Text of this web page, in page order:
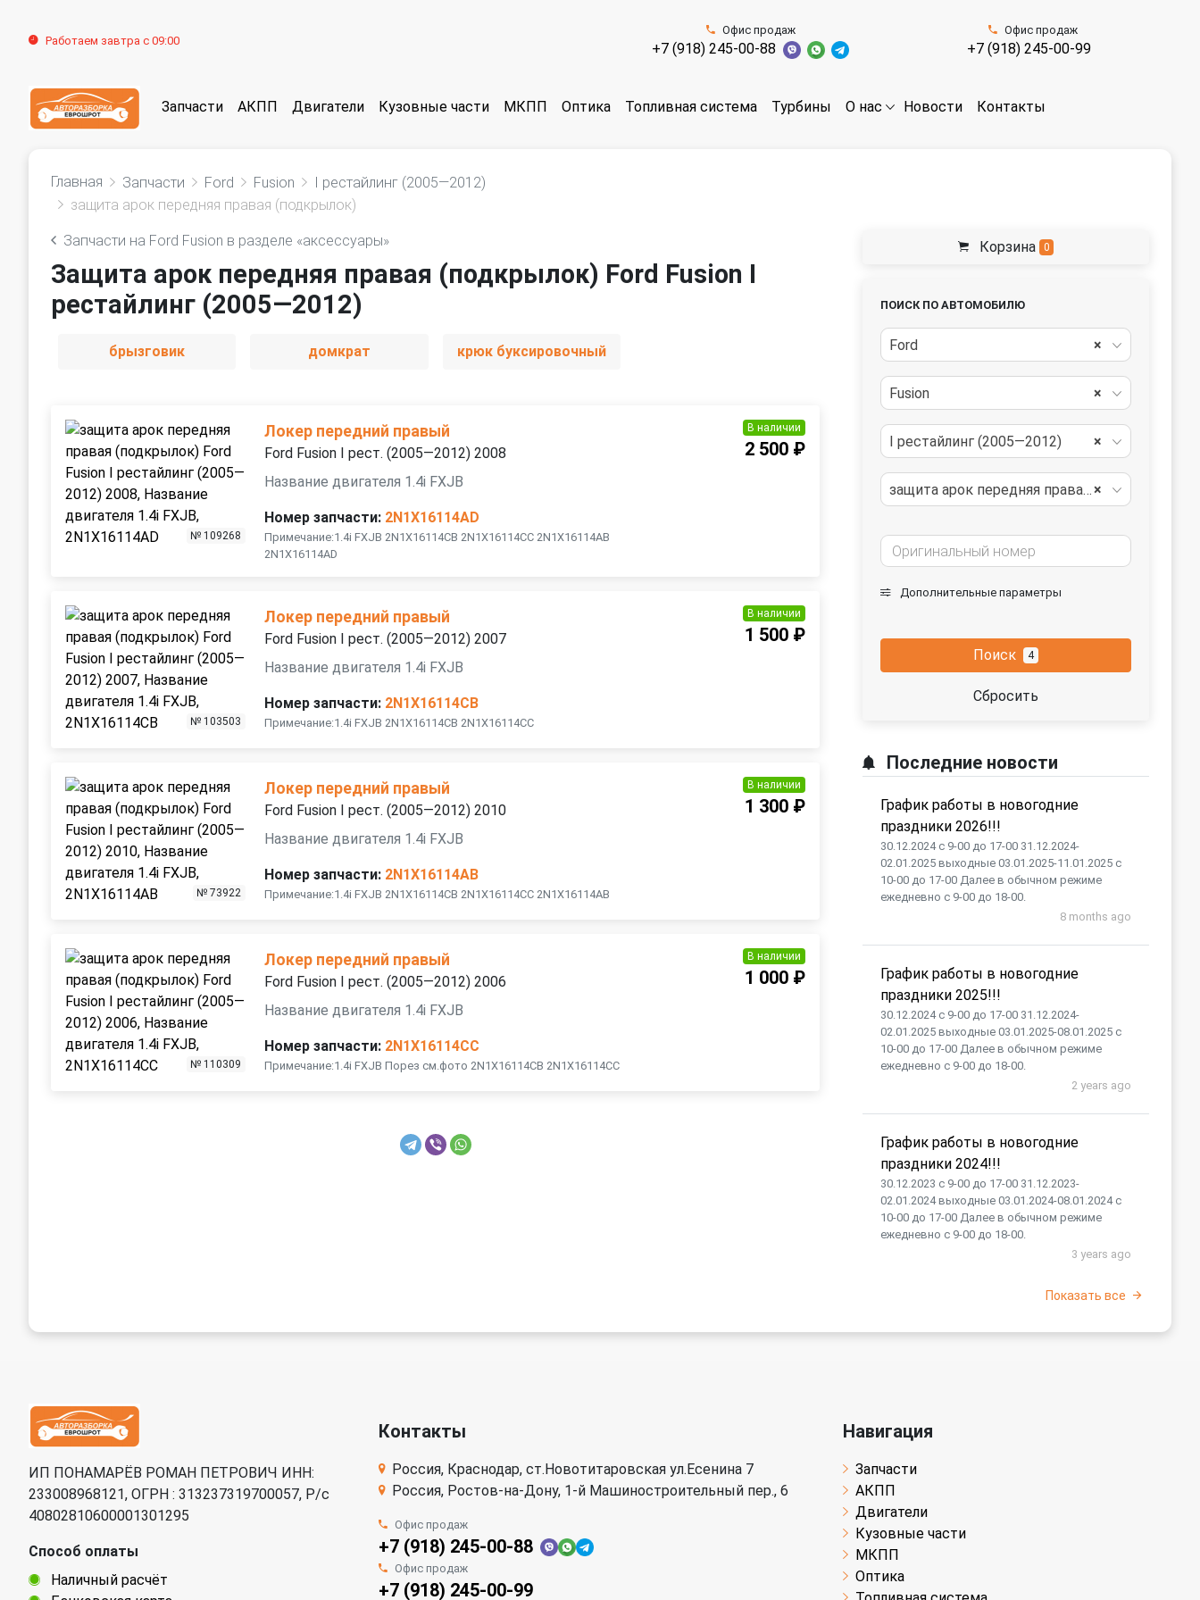
Работаем завтра с 09:00
Офис продаж
+7 (918) 245-00-88
Офис продаж
+7 (918) 245-00-99
Запчасти АКПП Двигатели Кузовные части МКПП Оптика Топливная система Турбины О нас Новости Контакты
Главная Запчасти Ford Fusion
I рестайлинг (2005—2012)
защита арок передняя правая (подкрылок)
Запчасти на Ford Fusion в разделе «аксессуары»
Защита арок передняя правая (подкрылок) Ford Fusion I
рестайлинг (2005—2012)
брызговик домкрат крюк буксировочный
№ 109268
Локер передний правый
Ford Fusion I рест. (2005—2012) 2008
Название двигателя 1.4i FXJB
Номер запчасти: 2N1X16114AD
Примечание:1.4i FXJB 2N1X16114CB 2N1X16114CC 2N1X16114AB
2N1X16114AD
В наличии
2 500 ₽
№ 103503
Локер передний правый
Ford Fusion I рест. (2005—2012) 2007
Название двигателя 1.4i FXJB
Номер запчасти: 2N1X16114CB
Примечание:1.4i FXJB 2N1X16114CB 2N1X16114CC
В наличии
1 500 ₽
№ 73922
Локер передний правый
Ford Fusion I рест. (2005—2012) 2010
Название двигателя 1.4i FXJB
Номер запчасти: 2N1X16114AB
Примечание:1.4i FXJB 2N1X16114CB 2N1X16114CC 2N1X16114AB
В наличии
1 300 ₽
№ 110309
Локер передний правый
Ford Fusion I рест. (2005—2012) 2006
Название двигателя 1.4i FXJB
Номер запчасти: 2N1X16114CC
Примечание:1.4i FXJB Порез см.фото 2N1X16114CB 2N1X16114CC
В наличии
1 000 ₽
Корзина 0
ПОИСК ПО АВТОМОБИЛЮ
×
Ford
×
Fusion
×
I рестайлинг (2005—2012)
×
защита арок передняя правая (подкрылок)
Дополнительные параметры
Поиск 4
Сбросить
Последние новости
График работы в новогодние
праздники 2026!!!
30.12.2024 с 9-00 до 17-00 31.12.2024-
02.01.2025 выходные 03.01.2025-11.01.2025 с
10-00 до 17-00 Далее в обычном режиме
ежедневно с 9-00 до 18-00.
8 months ago
График работы в новогодние
праздники 2025!!!
30.12.2024 с 9-00 до 17-00 31.12.2024-
02.01.2025 выходные 03.01.2025-08.01.2025 с
10-00 до 17-00 Далее в обычном режиме
ежедневно с 9-00 до 18-00.
2 years ago
График работы в новогодние
праздники 2024!!!
30.12.2023 с 9-00 до 17-00 31.12.2023-
02.01.2024 выходные 03.01.2024-08.01.2024 с
10-00 до 17-00 Далее в обычном режиме
ежедневно с 9-00 до 18-00.
3 years ago
Показать все
ИП ПОНАМАРЁВ РОМАН ПЕТРОВИЧ ИНН:
233008968121, ОГРН : 313237319700057, Р/c
40802810600001301295
Способ оплаты
Наличный расчёт
Контакты
Россия, Краснодар, ст.Новотитаровская ул.Есенина 7
Россия, Ростов-на-Дону, 1-й Машиностроительный пер., 6
Офис продаж
+7 (918) 245-00-88
Офис продаж
+7 (918) 245-00-99
Навигация
Запчасти
АКПП
Двигатели
Кузовные части
МКПП
Оптика